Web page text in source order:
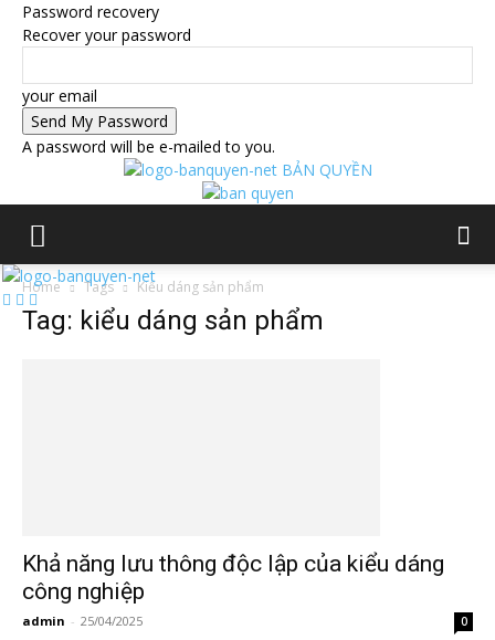
Password recovery
Recover your password
your email
A password will be e-mailed to you.
BẢN QUYỀN
Home Tags Kiểu dáng sản phẩm
Tag: kiểu dáng sản phẩm
Khả năng lưu thông độc lập của kiểu dáng
công nghiệp
admin - 25/04/2025 0